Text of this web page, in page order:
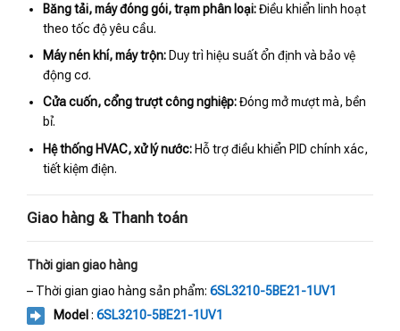
Băng tải, máy đóng gói, trạm phân loại:Điều khiển linh hoạt
theo tốc độ yêu cầu.
Máy nén khí, máy trộn: Duy trì hiệu suất ổn định và bảo vệ
động cơ.
Cửa cuốn, cổng trượt công nghiệp:Đóng mở mượt mà, bền
bỉ.
Hệ thống HVAC, xử lý nước: Hỗ trợ điều khiển PID chính xác,
tiết kiệm điện.
Giao hàng & Thanh toán
Thời gian giao hàng
– Thời gian giao hàng sản phẩm: 6SL3210-5BE21-1UV1
Model : 6SL3210-5BE21-1UV1